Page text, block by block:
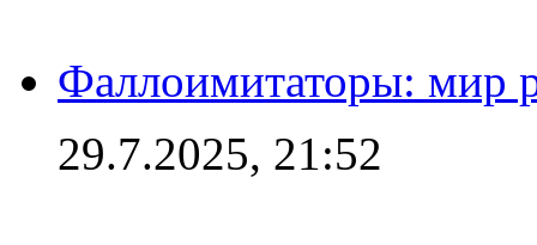
Фаллоимитаторы: мир
29.7.2025, 21:52